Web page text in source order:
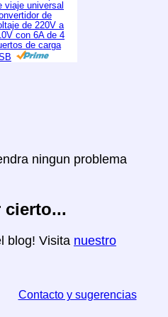
viaje universal
de
de 220V a
con 6A de 4
de carga
ningun problema
cierto...
blog! Visita nuestro
Contacto y sugerencias